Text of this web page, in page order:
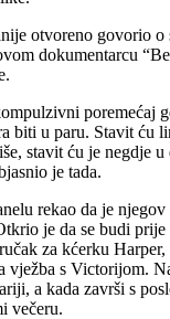
otvoreno govorio
dokumentarcu
poremećaj
biti u paru. Stavit ću
stavit ću je negdje
je tada.
rekao da je njegov
je da se budi prije
za kćerku
vježba s Victorijom.
a kada završi s
večeru.